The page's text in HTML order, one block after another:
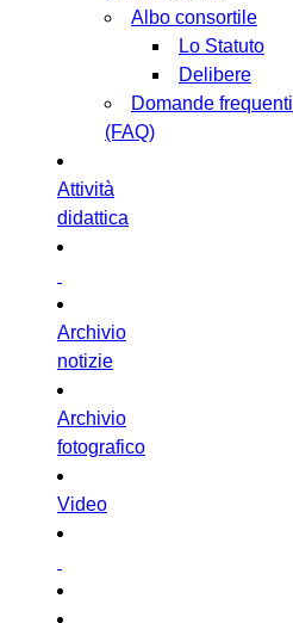
Albo consortile
Lo Statuto
Delibere
Domande frequenti
(FAQ)
Attività
didattica
Archivio
notizie
Archivio
fotografico
Video